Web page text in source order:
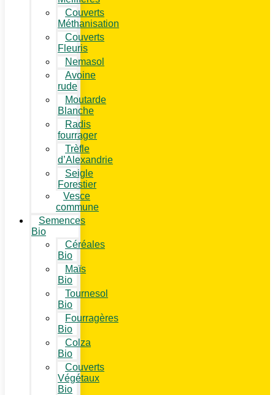
Couverts
Méthanisation
Couverts
Fleuris
Nemasol
Avoine
rude
Moutarde
Blanche
Radis
fourrager
Trèfle
d’Alexandrie
Seigle
Forestier
Vesce
commune
Semences
Bio
Céréales
Bio
Maïs
Bio
Tournesol
Bio
Fourragères
Bio
Colza
Bio
Couverts
Végétaux
Bio